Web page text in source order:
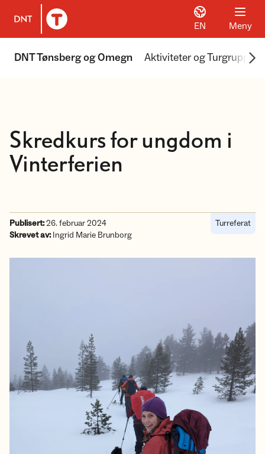
Til DNT.no forside
EN Meny
DNT Tønsberg og Omegn Aktiviteter og Turgrupper
Skredkurs for ungdom i
Vinterferien
Publisert:26. februar 2024
Skrevet av:Ingrid Marie Brunborg
Turreferat